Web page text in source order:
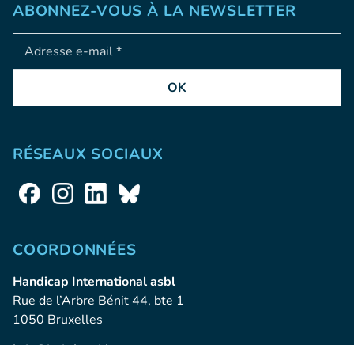
ABONNEZ-VOUS À LA NEWSLETTER
Adresse e-mail
OK
RÉSEAUX SOCIAUX
COORDONNÉES
Handicap International asbl
Rue de l’Arbre Bénit 44, bte 1
1050 Bruxelles